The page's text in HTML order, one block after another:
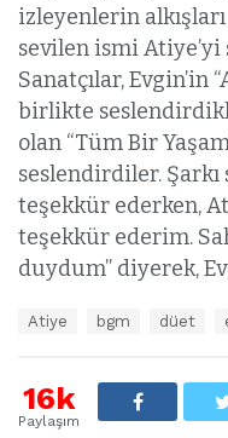
izleyenlerin
sevilen ismi
Sanatçılar, Evgin’in
birlikte
olan “Tüm Bir
seslendirdiler. Şarkı
teşekkür ederken,
teşekkür ederim.
duydum” diyerek,
t
Atiye bgm düet
16k
Paylaşım